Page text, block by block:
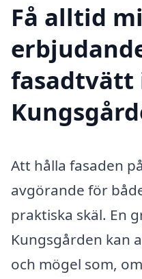
Få alltid
fasadtvätt
Att hålla fasaden
avgörande för
praktiska skäl. En
Kungsgården kan
och mögel som,